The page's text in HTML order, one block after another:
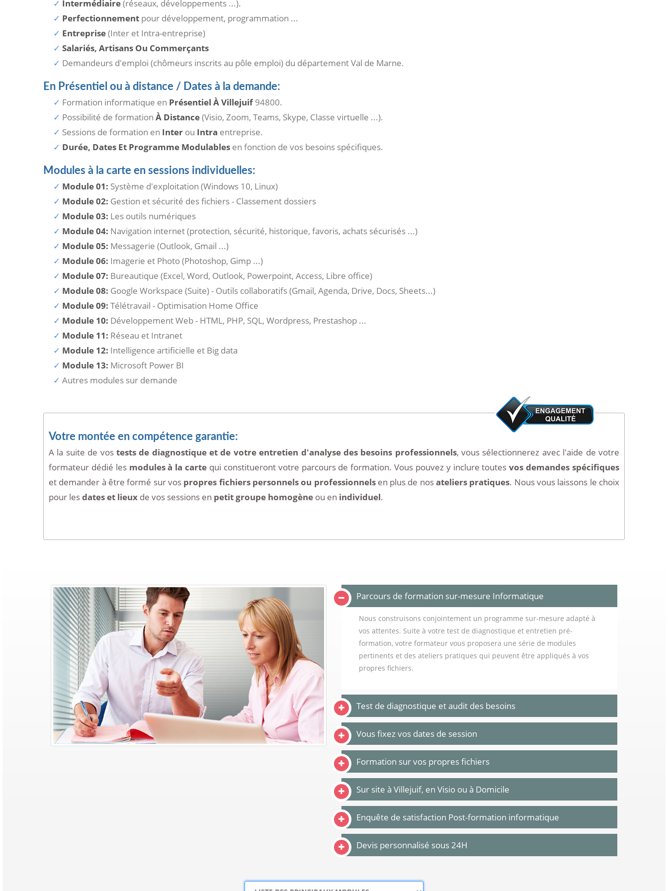
Intermédiaire(réseaux, développements ...).
Perfectionnement pour développement, programmation ...
Entreprise(Inter et Intra-entreprise)
Salariés, Artisans Ou Commerçants
Demandeurs d'emploi (chômeurs inscrits au pôle emploi) du département Val de Marne.
En Présentiel ou à distance / Dates à la demande:
Formation informatique en Présentiel À Villejuif94800.
Possibilité de formation À Distance(Visio, Zoom, Teams, Skype, Classe virtuelle ...).
Sessions de formation en Inter ou Intra entreprise.
Durée, Dates Et Programme Modulables en fonction de vos besoins spécifiques.
Modules à la carte en sessions individuelles:
Module 01: Système d'exploitation (Windows 10, Linux)
Module 02: Gestion et sécurité des fichiers - Classement dossiers
Module 03: Les outils numériques
Module 04: Navigation internet (protection, sécurité, historique, favoris, achats sécurisés ...)
Module 05: Messagerie (Outlook, Gmail ...)
Module 06: Imagerie et Photo (Photoshop, Gimp ...)
Module 07: Bureautique (Excel, Word, Outlook, Powerpoint, Access, Libre office)
Module 08: Google Workspace (Suite) - Outils collaboratifs (Gmail, Agenda, Drive, Docs, Sheets...)
Module 09: Télétravail - Optimisation Home Office
Module 10: Développement Web - HTML, PHP, SQL, Wordpress, Prestashop ...
Module 11: Réseau et Intranet
Module 12: Intelligence artificielle et Big data
Module 13: Microsoft Power BI
Autres modules sur demande
Votre montée en compétence garantie:
A la suite de vos tests de diagnostique et de votre entretien d'analyse des besoins professionnels, vous sélectionnerez avec l'aide de votre
formateur dédié les modules à la carte qui constitueront votre parcours de formation. Vous pouvez y inclure toutesvos demandes spécifiques
et demander à être formé sur vos propres fichiers personnels ou professionnelsen plus de nosateliers pratiques. Nous vous laissons le choix
pour lesdates et lieux de vos sessions en petit groupe homogène ou en individuel.
Parcours de formation sur-mesure Informatique
Nous construisons conjointement un programme sur-mesure adapté à
vos attentes. Suite à votre test de diagnostique et entretien pré-
formation, votre formateur vous proposera une série de modules
pertinents et des ateliers pratiques qui peuvent être appliqués à vos
propres fichiers.
Test de diagnostique et audit des besoins
Vous fixez vos dates de session
Formation sur vos propres fichiers
Sur site à Villejuif, en Visio ou à Domicile
Enquête de satisfaction Post-formation informatique
Devis personnalisé sous 24H